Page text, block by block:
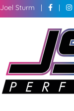
Joel Sturm | |